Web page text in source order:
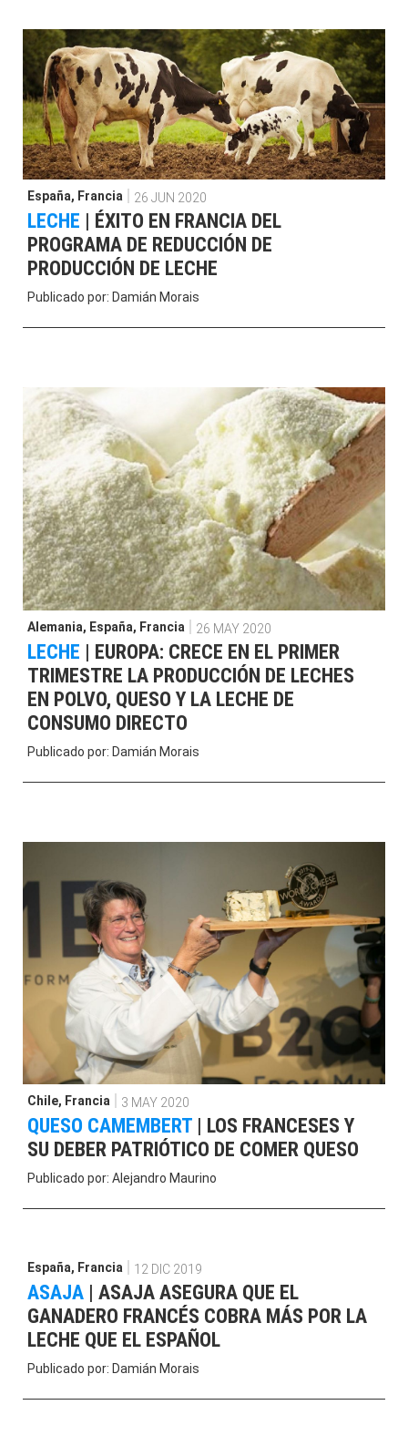
España, Francia 26 JUN 2020
LECHE
ÉXITO EN FRANCIA DEL
PROGRAMA DE REDUCCIÓN DE
PRODUCCIÓN DE LECHE
Publicado por: Damián Morais
Alemania, España, Francia 26 MAY 2020
LECHE | EUROPA: CRECE EN EL PRIMER
TRIMESTRE LA PRODUCCIÓN DE LECHES
EN POLVO, QUESO Y LA LECHE DE
CONSUMO DIRECTO
Publicado por: Damián Morais
Chile, Francia 3 MAY 2020
QUESO CAMEMBERT | LOS FRANCESES Y
SU DEBER PATRIÓTICO DE COMER QUESO
Publicado por: Alejandro Maurino
España, Francia 12 DIC 2019
ASAJA | ASAJA ASEGURA QUE EL
GANADERO FRANCÉS COBRA MÁS POR LA
LECHE QUE EL ESPAÑOL
Publicado por: Damián Morais